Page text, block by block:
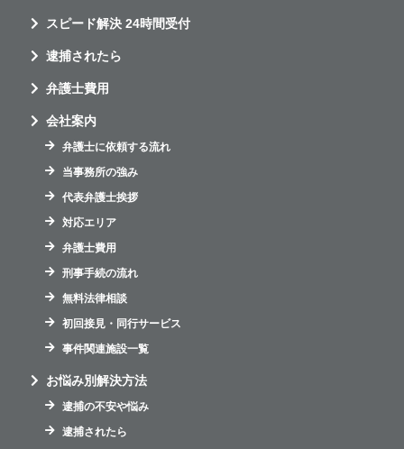
スピード解決 24時間受付
逮捕されたら
弁護士費用
会社案内
弁護士に依頼する流れ
当事務所の強み
代表弁護士挨拶
対応エリア
弁護士費用
刑事手続の流れ
無料法律相談
初回接見・同行サービス
事件関連施設一覧
お悩み別解決方法
逮捕の不安や悩み
逮捕されたら